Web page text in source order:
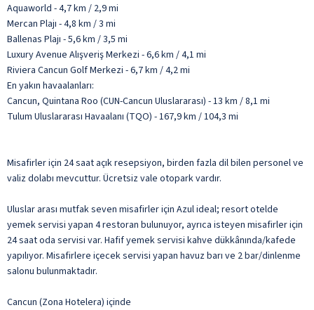
Aquaworld - 4,7 km / 2,9 mi
Mercan Plajı - 4,8 km / 3 mi
Ballenas Plajı - 5,6 km / 3,5 mi
Luxury Avenue Alışveriş Merkezi - 6,6 km / 4,1 mi
Riviera Cancun Golf Merkezi - 6,7 km / 4,2 mi
En yakın havaalanları:
Cancun, Quintana Roo (CUN-Cancun Uluslararası) - 13 km / 8,1 mi
Tulum Uluslararası Havaalanı (TQO) - 167,9 km / 104,3 mi
Misafirler için 24 saat açık resepsiyon, birden fazla dil bilen personel ve
valiz dolabı mevcuttur. Ücretsiz vale otopark vardır.
Uluslar arası mutfak seven misafirler için Azul ideal; resort otelde
yemek servisi yapan 4 restoran bulunuyor, ayrıca isteyen misafirler için
24 saat oda servisi var. Hafif yemek servisi kahve dükkânında/kafede
yapılıyor. Misafirlere içecek servisi yapan havuz barı ve 2 bar/dinlenme
salonu bulunmaktadır.
Cancun (Zona Hotelera) içinde